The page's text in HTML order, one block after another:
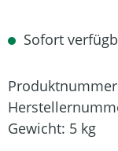
Sofort
Gewicht: 5 kg